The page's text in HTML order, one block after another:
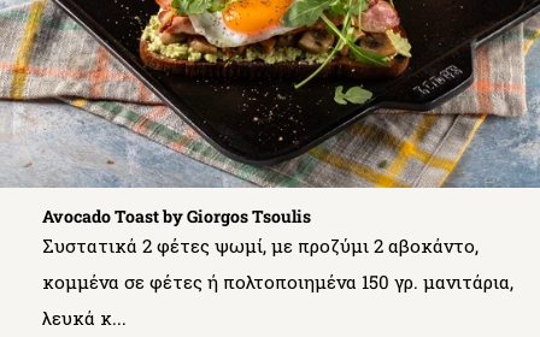
Avocado Toast by Giorgos Tsoulis
Συστατικά 2 φέτες ψωμί, με προζύμι 2 αβοκάντο,
κομμένα σε φέτες ή πολτοποιημένα 150 γρ. μανιτάρια,
λευκά κ...